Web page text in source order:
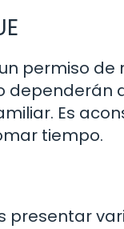
permiso
dependerán
Es
tiempo.
presentar